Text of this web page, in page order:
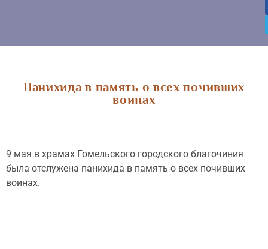
Панихида в память о всех почивших
воинах
9 мая в храмах Гомельского городского благочиния
была отслужена панихида в память о всех почивших
воинах.